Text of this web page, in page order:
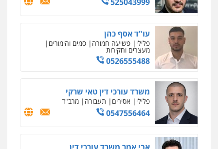
עו"ד אליה חן ברק
פלילי פשיעה חמורה ליווי וייצוג בחקירות
ומעצרים אסירים נוער
0525914163
עו"ד שאדי נאטור
פלילי פשיעה חמורה מעצרים וחקירות
0509230800
פלילי פשיעה כלכלית צווארון לבן
0506217771